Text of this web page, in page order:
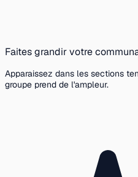
Faites grandir votre
Apparaissez dans les sections
groupe prend de l'ampleur.